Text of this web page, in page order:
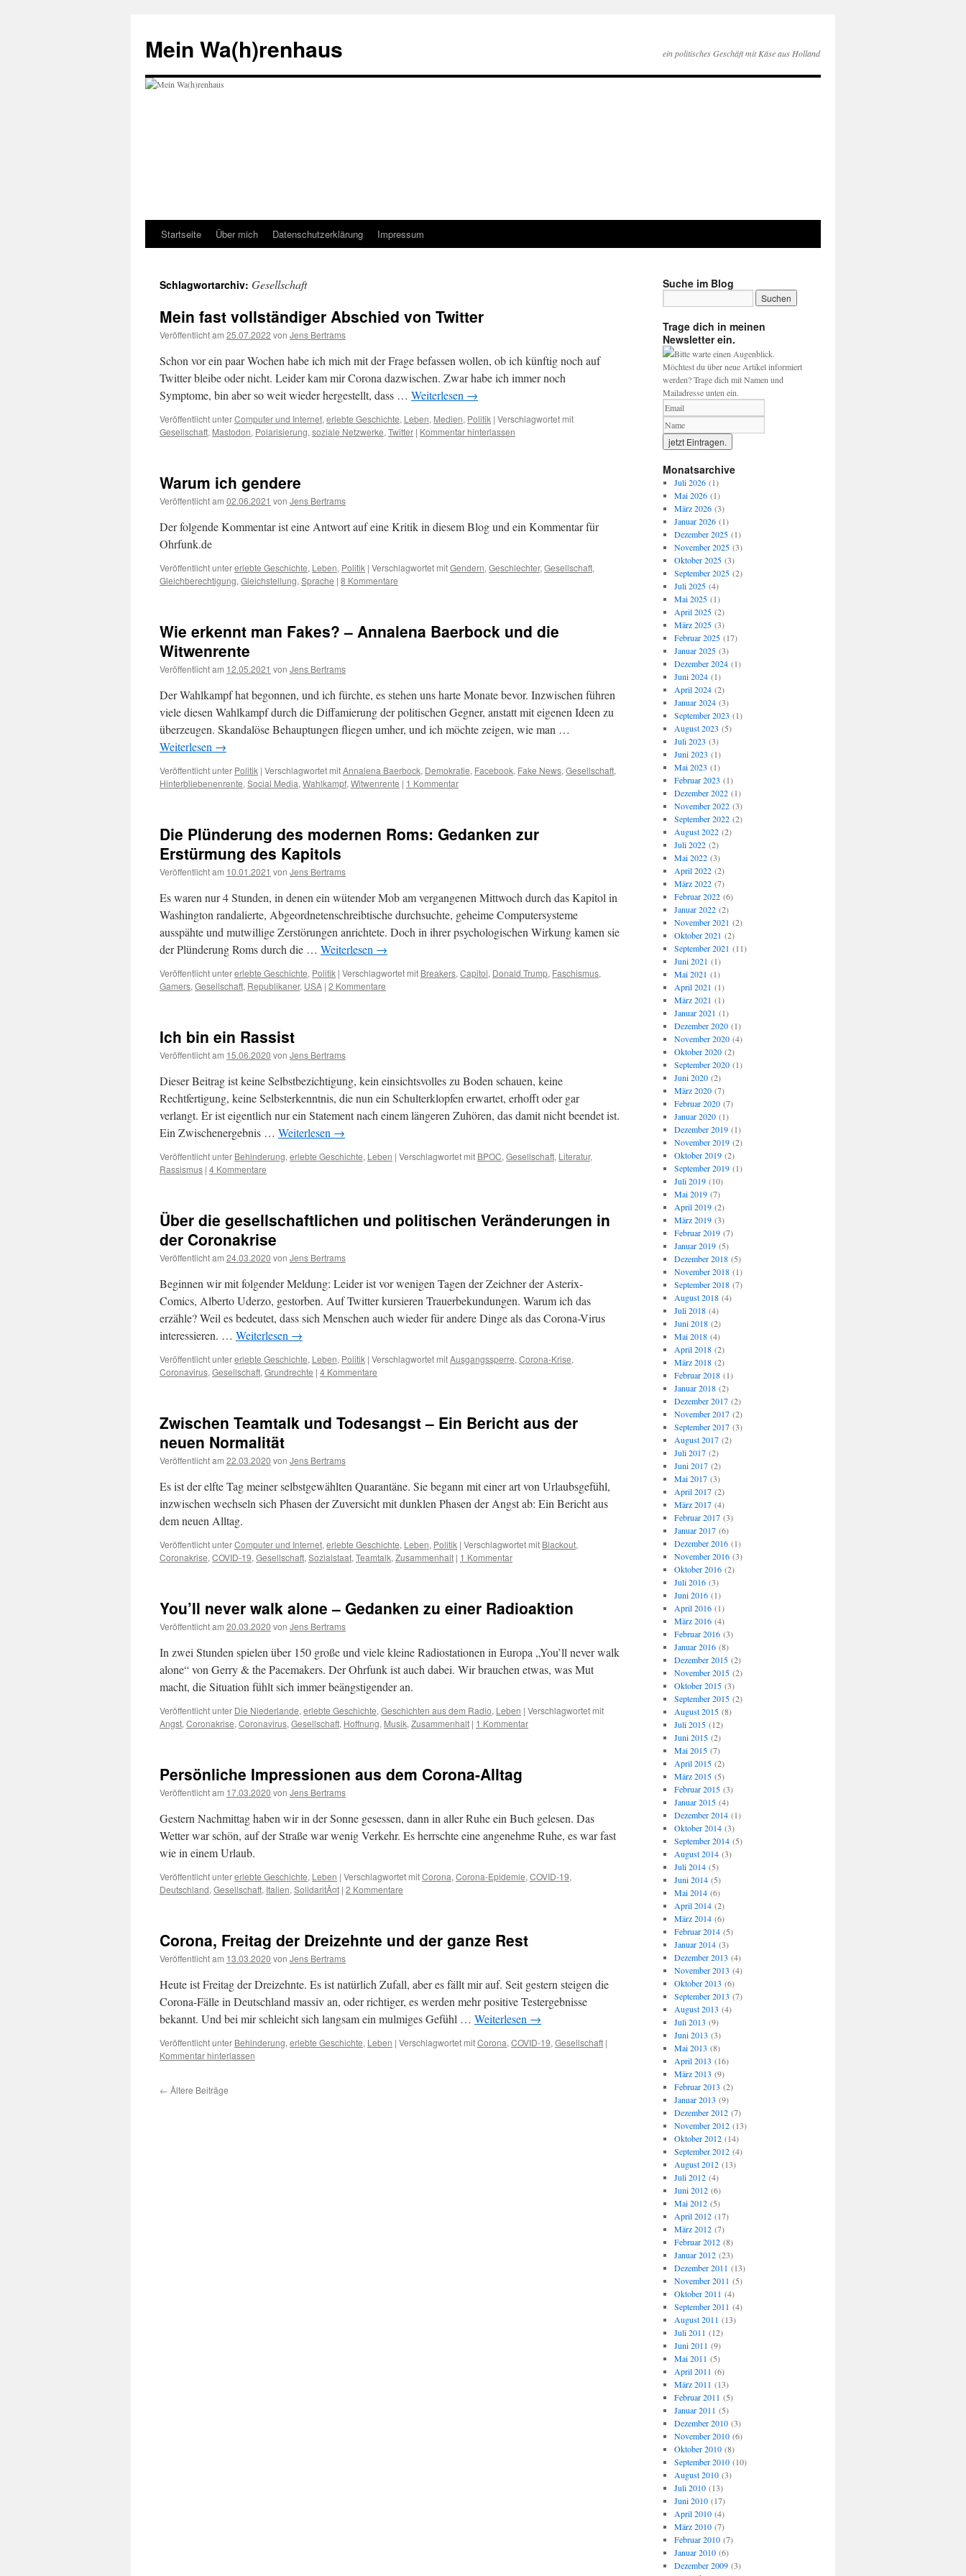
springen
Mein Wa(h)renhaus ein politisches Geschäft mit Käse aus Holland
Startseite Über mich Datenschutzerklärung Impressum
Schlagwortarchiv: Gesellschaft
Mein fast vollständiger Abschied von Twitter
Veröffentlicht am 25.07.2022 von Jens Bertrams
Schon vor ein paar Wochen habe ich mich mit der Frage befassen wollen, ob ich künftig noch auf
Twitter bleibe oder nicht. Leider kam mir Corona dazwischen. Zwar habe ich immer noch
Symptome, bin aber so weit wieder hergestellt, dass … Weiterlesen →
Veröffentlicht unterComputer und Internet, erlebte Geschichte, Leben, Medien, Politik | Verschlagwortet mit
Gesellschaft, Mastodon, Polarisierung, soziale Netzwerke, Twitter | Kommentar hinterlassen
Warum ich gendere
Veröffentlicht am 02.06.2021 von Jens Bertrams
Der folgende Kommentar ist eine Antwort auf eine Kritik in diesem Blog und ein Kommentar für
Ohrfunk.de
Veröffentlicht untererlebte Geschichte, Leben, Politik | Verschlagwortet mitGendern, Geschlechter, Gesellschaft,
Gleichberechtigung, Gleichstellung, Sprache | 8 Kommentare
Wie erkennt man Fakes? – Annalena Baerbock und die
Witwenrente
Veröffentlicht am 12.05.2021 von Jens Bertrams
Der Wahlkampf hat begonnen, und ich fürchte, es stehen uns harte Monate bevor. Inzwischen führen
viele diesen Wahlkampf durch die Diffamierung der politischen Gegner, anstatt mit eigenen Ideen zu
überzeugen. Skandalöse Behauptungen fliegen umher, und ich möchte zeigen, wie man …
Weiterlesen →
Veröffentlicht unter Politik | Verschlagwortet mitAnnalena Baerbock, Demokratie, Facebook, Fake News, Gesellschaft,
Hinterbliebenenrente, Social Media, Wahlkampf, Witwenrente | 1 Kommentar
Die Plünderung des modernen Roms: Gedanken zur
Erstürmung des Kapitols
Veröffentlicht am 10.01.2021 von Jens Bertrams
Es waren nur 4 Stunden, in denen ein wütender Mob am vergangenen Mittwoch durch das Kapitol in
Washington randalierte, Abgeordnetenschreibtische durchsuchte, geheime Computersysteme
ausspähte und mutwillige Zerstörungen anrichtete. Doch in ihrer psychologischen Wirkung kamen sie
der Plünderung Roms durch die … Weiterlesen →
Veröffentlicht untererlebte Geschichte, Politik | Verschlagwortet mit Breakers, Capitol, Donald Trump, Faschismus,
Gamers, Gesellschaft, Republikaner, USA | 2 Kommentare
Ich bin ein Rassist
Veröffentlicht am 15.06.2020 von Jens Bertrams
Dieser Beitrag ist keine Selbstbezichtigung, kein einsichtsvolles zu Boden schauen, keine
Rechtfertigung, keine Selbsterkenntnis, die nun ein Schulterklopfen erwartet, erhofft oder gar
verlangt. Er ist eigentlich nur ein Statement nach einem längeren Zuhören, das damit nicht beendet ist.
Ein Zwischenergebnis … Weiterlesen →
Veröffentlicht unter Behinderung, erlebte Geschichte, Leben | Verschlagwortet mit BPOC, Gesellschaft, Literatur,
Rassismus | 4 Kommentare
Über die gesellschaftlichen und politischen Veränderungen in
der Coronakrise
Veröffentlicht am 24.03.2020 von Jens Bertrams
Beginnen wir mit folgender Meldung: Leider ist vor wenigen Tagen der Zeichner der Asterix-
Comics, Alberto Uderzo, gestorben. Auf Twitter kursieren Trauerbekundungen. Warum ich das
erzähle? Weil es bedeutet, dass sich Menschen auch wieder für andere Dinge als das Corona-Virus
interessieren. … Weiterlesen →
Veröffentlicht untererlebte Geschichte, Leben, Politik | Verschlagwortet mitAusgangssperre, Corona-Krise,
Coronavirus, Gesellschaft, Grundrechte | 4 Kommentare
Zwischen Teamtalk und Todesangst – Ein Bericht aus der
neuen Normalität
Veröffentlicht am 22.03.2020 von Jens Bertrams
Es ist der elfte Tag meiner selbstgewählten Quarantäne. Sie begann mit einer art von Urlaubsgefühl,
inzwischen wechseln sich Phasen der Zuversicht mit dunklen Phasen der Angst ab: Ein Bericht aus
dem neuen Alltag.
Veröffentlicht unterComputer und Internet, erlebte Geschichte, Leben, Politik | Verschlagwortet mit Blackout,
Coronakrise, COVID-19, Gesellschaft, Sozialstaat, Teamtalk, Zusammenhalt | 1 Kommentar
You’ll never walk alone – Gedanken zu einer Radioaktion
Veröffentlicht am 20.03.2020 von Jens Bertrams
In zwei Stunden spielen über 150 große und viele kleine Radiostationen in Europa „You’ll never walk
alone“ von Gerry & the Pacemakers. Der Ohrfunk ist auch dabei. Wir brauchen etwas, was Mut
macht, die Situation fühlt sich immer beängstigender an.
Veröffentlicht unter Die Niederlande, erlebte Geschichte, Geschichten aus dem Radio, Leben | Verschlagwortet mit
Angst, Coronakrise, Coronavirus, Gesellschaft, Hoffnung, Musik, Zusammenhalt | 1 Kommentar
Persönliche Impressionen aus dem Corona-Alltag
Veröffentlicht am 17.03.2020 von Jens Bertrams
Gestern Nachmittag haben wir in der Sonne gesessen, dann in aller Ruhe ein Buch gelesen. Das
Wetter war schön, auf der Straße war wenig Verkehr. Es herrschte eine angenehme Ruhe, es war fast
wie in einem Urlaub.
Veröffentlicht untererlebte Geschichte, Leben | Verschlagwortet mitCorona, Corona-Epidemie, COVID-19,
Deutschland, Gesellschaft, Italien, SolidaritÃ¤t | 2 Kommentare
Corona, Freitag der Dreizehnte und der ganze Rest
Veröffentlicht am 13.03.2020 von Jens Bertrams
Heute ist Freitag der Dreizehnte. Es ist natürlich Zufall, aber es fällt mir auf. Seit gestern steigen die
Corona-Fälle in Deutschland massiv an, oder richtiger, es werden mehr positive Testergebnisse
bekannt. Und bei mir schleicht sich langsam ein mulmiges Gefühl … Weiterlesen →
Veröffentlicht unter Behinderung, erlebte Geschichte, Leben | Verschlagwortet mitCorona, COVID-19, Gesellschaft |
Kommentar hinterlassen
← Ältere Beiträge
Suche im Blog
Trage dich in meinen
Newsletter ein.
Bitte warte einen Augenblick.
Möchtest du über neue Artikel informiert
werden? Trage dich mit Namen und
Mailadresse unten ein.
Monatsarchive
Juli 2026(1)
Mai 2026(1)
März 2026(3)
Januar 2026(1)
Dezember 2025(1)
November 2025(3)
Oktober 2025(3)
September 2025(2)
Juli 2025(4)
Mai 2025(1)
April 2025(2)
März 2025(3)
Februar 2025(17)
Januar 2025(3)
Dezember 2024(1)
Juni 2024(1)
April 2024(2)
Januar 2024(3)
September 2023 (1)
August 2023 (5)
Juli 2023 (3)
Juni 2023 (1)
Mai 2023 (1)
Februar 2023 (1)
Dezember 2022(1)
November 2022(3)
September 2022(2)
August 2022(2)
Juli 2022(2)
Mai 2022(3)
April 2022(2)
März 2022(7)
Februar 2022(6)
Januar 2022(2)
November 2021 (2)
Oktober 2021 (2)
September 2021 (11)
Juni 2021 (1)
Mai 2021 (1)
April 2021 (1)
März 2021 (1)
Januar 2021 (1)
Dezember 2020(1)
November 2020(4)
Oktober 2020(2)
September 2020(1)
Juni 2020(2)
März 2020(7)
Februar 2020(7)
Januar 2020(1)
Dezember 2019(1)
November 2019(2)
Oktober 2019(2)
September 2019(1)
Juli 2019(10)
Mai 2019(7)
April 2019(2)
März 2019(3)
Februar 2019(7)
Januar 2019(5)
Dezember 2018(5)
November 2018(1)
September 2018(7)
August 2018(4)
Juli 2018(4)
Juni 2018(2)
Mai 2018(4)
April 2018(2)
März 2018(2)
Februar 2018(1)
Januar 2018(2)
Dezember 2017(2)
November 2017(2)
September 2017(3)
August 2017(2)
Juli 2017(2)
Juni 2017(2)
Mai 2017(3)
April 2017(2)
März 2017(4)
Februar 2017(3)
Januar 2017(6)
Dezember 2016(1)
November 2016(3)
Oktober 2016(2)
Juli 2016(3)
Juni 2016(1)
April 2016(1)
März 2016(4)
Februar 2016(3)
Januar 2016(8)
Dezember 2015(2)
November 2015(2)
Oktober 2015(3)
September 2015(2)
August 2015(8)
Juli 2015(12)
Juni 2015(2)
Mai 2015(7)
April 2015(2)
März 2015(5)
Februar 2015(3)
Januar 2015(4)
Dezember 2014(1)
Oktober 2014(3)
September 2014(5)
August 2014(3)
Juli 2014(5)
Juni 2014(5)
Mai 2014(6)
April 2014(2)
März 2014(6)
Februar 2014(5)
Januar 2014(3)
Dezember 2013 (4)
November 2013 (4)
Oktober 2013 (6)
September 2013 (7)
August 2013 (4)
Juli 2013 (9)
Juni 2013 (3)
Mai 2013 (8)
April 2013 (16)
März 2013 (9)
Februar 2013 (2)
Januar 2013 (9)
Dezember 2012(7)
November 2012(13)
Oktober 2012(14)
September 2012(4)
August 2012(13)
Juli 2012(4)
Juni 2012(6)
Mai 2012(5)
April 2012(17)
März 2012(7)
Februar 2012(8)
Januar 2012(23)
Dezember 2011 (13)
November 2011 (5)
Oktober 2011 (4)
September 2011 (4)
August 2011 (13)
Juli 2011 (12)
Juni 2011 (9)
Mai 2011 (5)
April 2011 (6)
März 2011 (13)
Februar 2011 (5)
Januar 2011 (5)
Dezember 2010(3)
November 2010(6)
Oktober 2010(8)
September 2010(10)
August 2010(3)
Juli 2010(13)
Juni 2010(17)
April 2010(4)
März 2010(7)
Februar 2010(7)
Januar 2010(6)
Dezember 2009(3)